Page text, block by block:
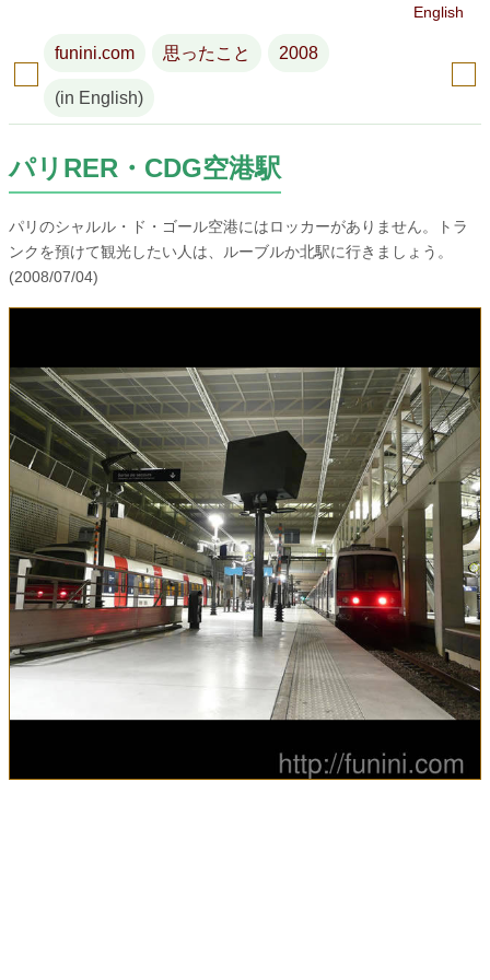
English
funini.com 思ったこと 2008
(in English)
パリRER・CDG空港駅
パリのシャルル・ド・ゴール空港にはロッカーがありません。トラ
ンクを預けて観光したい人は、ルーブルか北駅に行きましょう。
(2008/07/04)